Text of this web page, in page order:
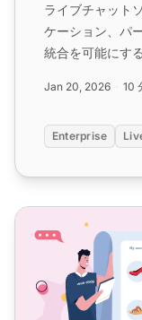
ライブチャット
ケーション、パ
統合を可能にす
がら、効率性と
Jan 20, 2026 10
Enterprise
eコマースとサービ